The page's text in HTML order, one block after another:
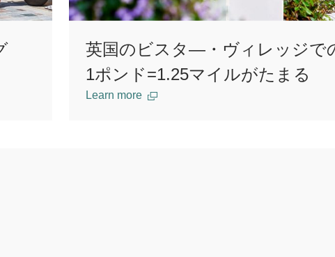
英国のビスタ―・ヴィレッジで
1ポンド=1.25マイルがたまる
Learn more